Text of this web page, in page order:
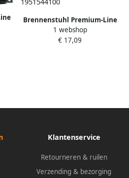
5
Brennenstuhl Premium-Line
stekkerdoos | 4-voudig |
Zwart Lichtgrijs | 1 8m
1 webshop
€ 17,09
Klantenservice
Retourneren & ruilen
Verzending & bezorging